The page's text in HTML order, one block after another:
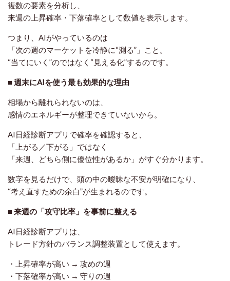
複数の要素を分析し、
来週の上昇確率・下落確率として数値を表示します。
つまり、AIがやっているのは
「次の週のマーケットを冷静に“測る”」こと。
“当てにいく”のではなく“見える化”するのです。
■ 週末にAIを使う最も効果的な理由
相場から離れられないのは、
感情のエネルギーが整理できていないから。
AI日経診断アプリで確率を確認すると、
「上がる／下がる」ではなく
「来週、どちら側に優位性があるか」がすぐ分かります。
数字を見るだけで、頭の中の曖昧な不安が明確になり、
“考え直すための余白”が生まれるのです。
■ 来週の「攻守比率」を事前に整える
AI日経診断アプリは、
トレード方針のバランス調整装置として使えます。
・上昇確率が高い → 攻めの週
・下落確率が高い → 守りの週